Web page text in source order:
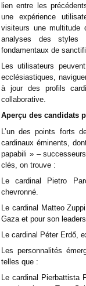
lien entre les
une expérience
visiteurs une multitude
analyses des styles
fondamentaux de
Les utilisateurs
ecclésiastiques,
à jour des profils
collaborative.
Aperçu des candidats
L’un des points forts
cardinaux éminents,
papabili » –
clés, on trouve :
Le cardinal Pietro
chevronné.
Le cardinal Matteo
Gaza et pour son
Le cardinal Péter Erdő,
Les personnalités
telles que :
Le cardinal Pierbattista